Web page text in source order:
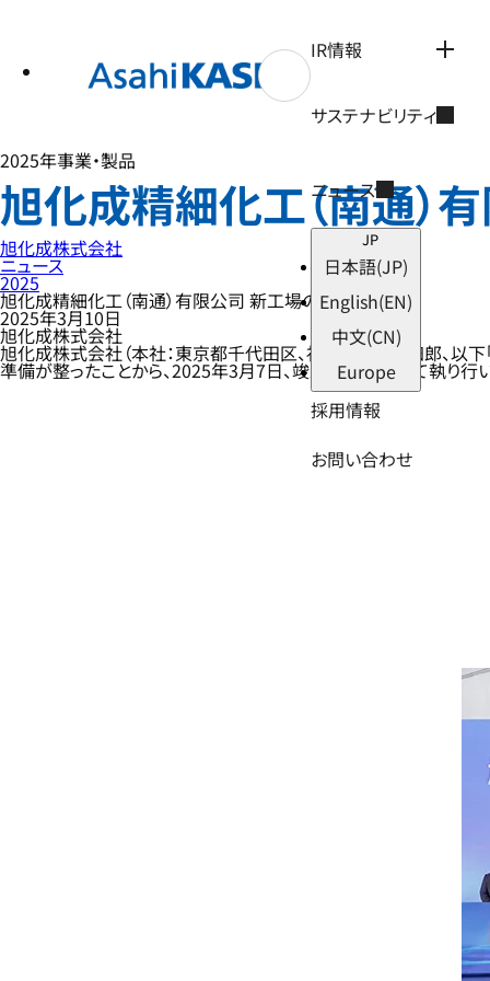
IR情報
サステナビリティ
ニュース
JP
日本語(JP)
English(EN)
中文(CN)
Europe
採用情報
お問い合わせ
2025年事業・製品
旭化成精細化工（南通）
旭化成株式会社
ニュース
2025
旭化成精細化工（南通）有限公司 新工場の竣工について
2025年3月10日
旭化成株式会社
旭化成株式会社（本社：東京都千代田区、社長：工藤 幸四郎、以
準備が整ったことから、2025年3月7日、竣工式を現地にて執り行